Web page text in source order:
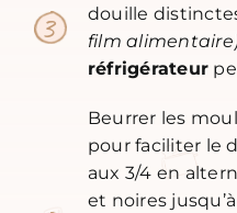
douille
film
réfrigérateur
Beurrer les
pour faciliter le
aux 3/4 en
et noires